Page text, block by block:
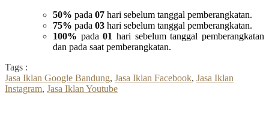
50% pada 07 hari sebelum tanggal pemberangkatan.
75% pada 03 hari sebelum tanggal pemberangkatan.
100% pada01 hari sebelum tanggal pemberangkatan
dan pada saat pemberangkatan.
Tags :
Jasa Iklan Google Bandung, Jasa Iklan Facebook, Jasa Iklan
Instagram, Jasa Iklan Youtube